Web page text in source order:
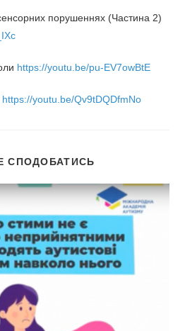
порушеннях (Частина 2)
https://youtu.be/pu-EV7owBtE
https://youtu.be/Qv9tDQDfmNo
СПОДОБАТИСЬ